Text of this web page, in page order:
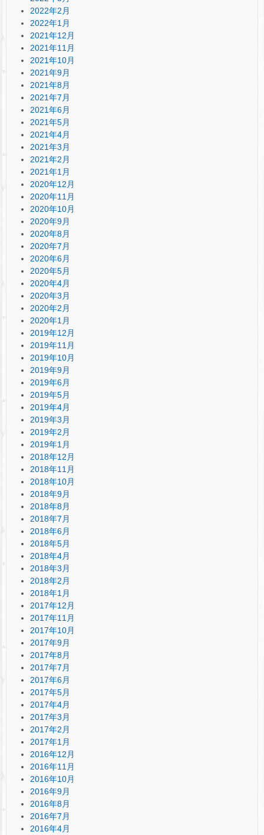
2022年2月
2022年1月
2021年12月
2021年11月
2021年10月
2021年9月
2021年8月
2021年7月
2021年6月
2021年5月
2021年4月
2021年3月
2021年2月
2021年1月
2020年12月
2020年11月
2020年10月
2020年9月
2020年8月
2020年7月
2020年6月
2020年5月
2020年4月
2020年3月
2020年2月
2020年1月
2019年12月
2019年11月
2019年10月
2019年9月
2019年6月
2019年5月
2019年4月
2019年3月
2019年2月
2019年1月
2018年12月
2018年11月
2018年10月
2018年9月
2018年8月
2018年7月
2018年6月
2018年5月
2018年4月
2018年3月
2018年2月
2018年1月
2017年12月
2017年11月
2017年10月
2017年9月
2017年8月
2017年7月
2017年6月
2017年5月
2017年4月
2017年3月
2017年2月
2017年1月
2016年12月
2016年11月
2016年10月
2016年9月
2016年8月
2016年7月
2016年4月